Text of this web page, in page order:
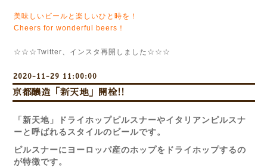
美味しいビールと楽しいひと時を！
Cheers for wonderful beers！
☆☆☆Twitter、インスタ再開しました☆☆☆
2020-11-29 11:00:00
京都醸造「新天地」開栓!!
「新天地」ドライホップピルスナーやイタリアンピルスナ
ーと呼ばれるスタイルのビールです。
ピルスナーにヨーロッパ産のホップをドライホップするの
が特徴です。